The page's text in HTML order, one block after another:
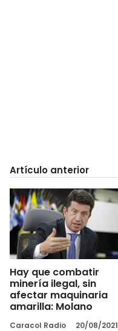
Artículo anterior
Hay que combatir
minería ilegal, sin
afectar maquinaria
amarilla: Molano
Caracol Radio 20/08/2021